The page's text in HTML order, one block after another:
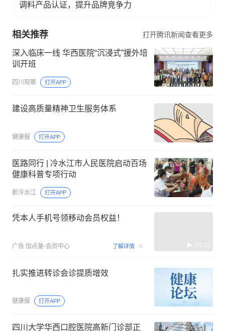
调料产品认证，提升品牌竞争力
相关推荐 打开腾讯新闻查看更多
深入临床一线 华西医院“沉浸式”援外培
训开班
四川观察 打开APP
建设高质量精神卫生服务体系
健康报 打开APP
医路同行 | 冷水江市人民医院启动百场
健康科普专项行动
新冷水江 打开APP
凭本人手机号领移动会员权益！
广告 加点量-会员中心 了解详情 00:15
扎实推进转诊会诊提质增效
健康报 打开APP
四川大学华西口腔医院高新门诊部正